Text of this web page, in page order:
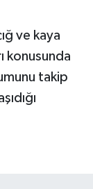
ve kaya
konusunda
takip